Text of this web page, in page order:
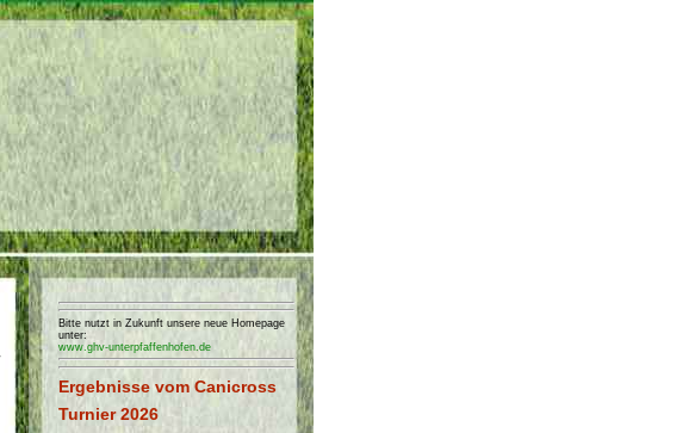
Bitte nutzt in Zukunft unsere neue Homepage
unter:
www.ghv-unterpfaffenhofen.de
Ergebnisse vom Canicross
Turnier 2026